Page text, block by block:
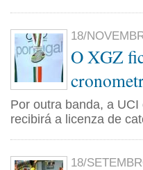
18/
O XGZ
Por outra banda, a
recibirá a licenza de
18/